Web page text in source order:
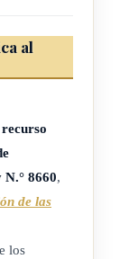
de
de alto
u
cuando
al
8660,
de las
los